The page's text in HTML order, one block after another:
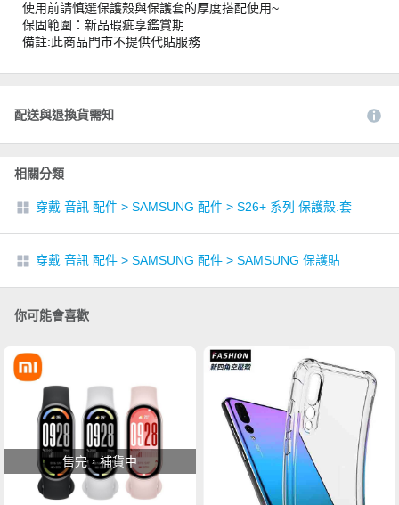
使用前請慎選保護殼與保護套的厚度搭配使用~
保固範圍：新品瑕疵享鑑賞期
備註:此商品門市不提供代貼服務
配送與退換貨需知
相關分類
穿戴 音訊 配件 > SAMSUNG 配件 > S26+ 系列 保護殼.套
穿戴 音訊 配件 > SAMSUNG 配件 > SAMSUNG 保護貼
你可能會喜歡
售完，補貨中